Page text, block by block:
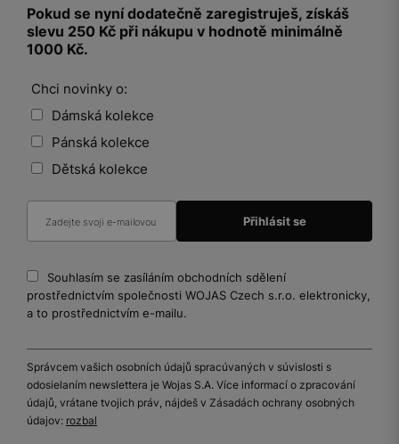
Pokud se nyní dodatečně zaregistruješ, získáš
slevu 250 Kč při nákupu v hodnotě minimálně
1000 Kč.
Chci novinky o:
Dámská kolekce
Pánská kolekce
Dětská kolekce
Souhlasím se zasíláním obchodních sdělení
prostřednictvím společnosti WOJAS Czech s.r.o. elektronicky,
a to prostřednictvím e-mailu.
Správcem vašich osobních údajů spracúvaných v súvislosti s
odosielaním newslettera je Wojas S.A. Více informací o zpracování
údajů, vrátane tvojich práv, nájdeš v Zásadách ochrany osobných
údajov: rozbal